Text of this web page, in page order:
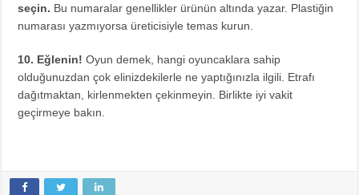
seçin. Bu numaralar genellikler ürünün altında yazar. Plastiğin
numarası yazmıyorsa üreticisiyle temas kurun.
10. Eğlenin! Oyun demek, hangi oyuncaklara sahip
olduğunuzdan çok elinizdekilerle ne yaptığınızla ilgili. Etrafı
dağıtmaktan, kirlenmekten çekinmeyin. Birlikte iyi vakit
geçirmeye bakın.